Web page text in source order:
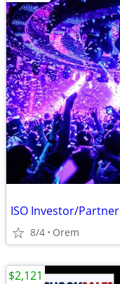
ISO Investor/Partner
8/4 Orem
$2,121